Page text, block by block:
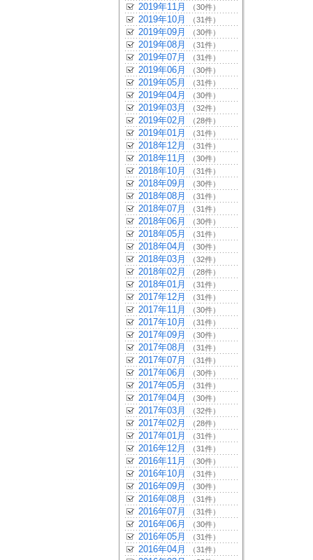
2019年11月 （30件）
2019年10月 （31件）
2019年09月 （30件）
2019年08月 （31件）
2019年07月 （31件）
2019年06月 （30件）
2019年05月 （31件）
2019年04月 （30件）
2019年03月 （32件）
2019年02月 （28件）
2019年01月 （31件）
2018年12月 （31件）
2018年11月 （30件）
2018年10月 （31件）
2018年09月 （30件）
2018年08月 （31件）
2018年07月 （31件）
2018年06月 （30件）
2018年05月 （31件）
2018年04月 （30件）
2018年03月 （32件）
2018年02月 （28件）
2018年01月 （31件）
2017年12月 （31件）
2017年11月 （30件）
2017年10月 （31件）
2017年09月 （30件）
2017年08月 （31件）
2017年07月 （31件）
2017年06月 （30件）
2017年05月 （31件）
2017年04月 （30件）
2017年03月 （32件）
2017年02月 （28件）
2017年01月 （31件）
2016年12月 （31件）
2016年11月 （30件）
2016年10月 （31件）
2016年09月 （30件）
2016年08月 （31件）
2016年07月 （31件）
2016年06月 （30件）
2016年05月 （31件）
2016年04月 （31件）